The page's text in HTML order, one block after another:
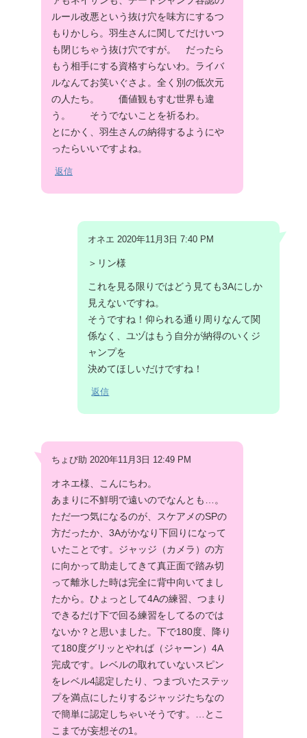
ルール改悪という抜け穴を味方にするつ
もりかしら。羽生さんに関してだけいつ
も閉じちゃう抜け穴ですが。 だったら
もう相手にする資格すらないわ。ライバ
ルなんてお笑いぐさよ。全く別の低次元
の人たち。 価値観もすむ世界も違
う。 そうでないことを祈るわ。
とにかく、羽生さんの納得するようにや
ったらいいですよね。
返信
オネエ 2020年11月3日 7:40 PM
＞リン様
これを見る限りではどう見ても3Aにしか
見えないですね。
そうですね！仰られる通り周りなんて関
係なく、ユヅはもう自分が納得のいくジ
ャンプを
決めてほしいだけですね！
返信
ちょび助 2020年11月3日 12:49 PM
オネエ様、こんにちわ。
あまりに不鮮明で遠いのでなんとも…。
ただ一つ気になるのが、スケアメのSPの
方だったか、3Aがかなり下回りになって
いたことです。ジャッジ（カメラ）の方
に向かって助走してきて真正面で踏み切
って離氷した時は完全に背中向いてまし
たから。ひょっとして4Aの練習、つまり
できるだけ下で回る練習をしてるのでは
ないか？と思いました。下で180度、降り
て180度グリッとやれば（ジャーン）4A
完成です。レベルの取れていないスピン
をレベル4認定したり、つまづいたステッ
プを満点にしたりするジャッジたちなの
で簡単に認定しちゃいそうです。…とこ
こまでが妄想その1。